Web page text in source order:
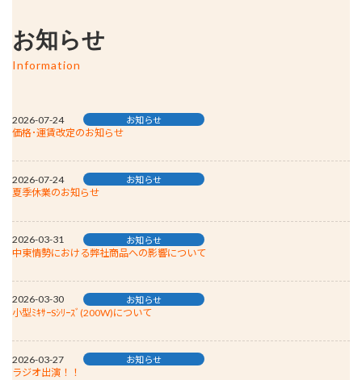
お知らせ
Information
2026-07-24 お知らせ
価格･運賃改定のお知らせ
2026-07-24 お知らせ
夏季休業のお知らせ
2026-03-31 お知らせ
中東情勢における弊社商品への影響について
2026-03-30 お知らせ
小型ﾐｷｻｰSｼﾘｰｽﾞ(200W)について
2026-03-27 お知らせ
ラジオ出演！！